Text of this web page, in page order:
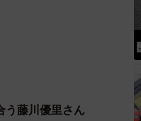
う藤川優里さん